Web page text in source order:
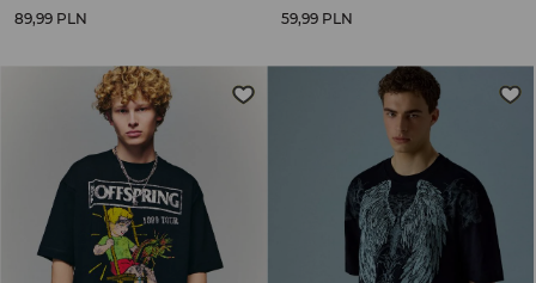
89,99 PLN
59,99 PLN